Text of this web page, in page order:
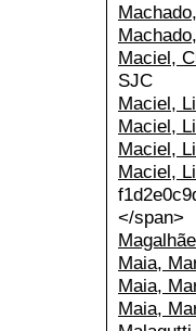
Maciel,
SJC
Maciel,
Maciel,
Maciel,
Maciel,
</span>
Maia,
Maia,
Maia,